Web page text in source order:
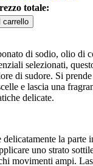
totale:
carrello
di sodio, olio di
selezionati,
di sudore. Si
e lascia una
delicate.
delicatamente la parte
uno strato
movimenti ampi.